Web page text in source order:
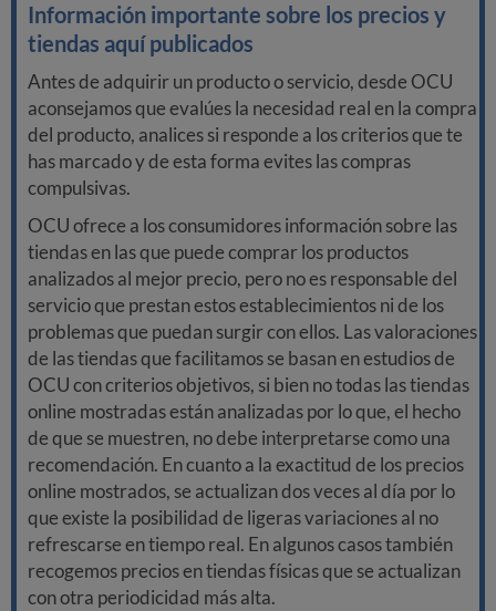
Información importante sobre los precios y
tiendas aquí publicados
Antes de adquirir un producto o servicio, desde OCU
aconsejamos que evalúes la necesidad real en la compra
del producto, analices si responde a los criterios que te
has marcado y de esta forma evites las compras
compulsivas.
OCU ofrece a los consumidores información sobre las
tiendas en las que puede comprar los productos
analizados al mejor precio, pero no es responsable del
servicio que prestan estos establecimientos ni de los
problemas que puedan surgir con ellos. Las valoraciones
de las tiendas que facilitamos se basan en estudios de
OCU con criterios objetivos, si bien no todas las tiendas
online mostradas están analizadas por lo que, el hecho
de que se muestren, no debe interpretarse como una
recomendación. En cuanto a la exactitud de los precios
online mostrados, se actualizan dos veces al día por lo
que existe la posibilidad de ligeras variaciones al no
refrescarse en tiempo real. En algunos casos también
recogemos precios en tiendas físicas que se actualizan
con otra periodicidad más alta.